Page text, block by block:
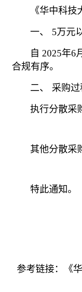
《华中科
一、 5万元
自 2025年
合规有序。
二、 采购
执行分散采
其他分散采
特此通知。
参考链接：《